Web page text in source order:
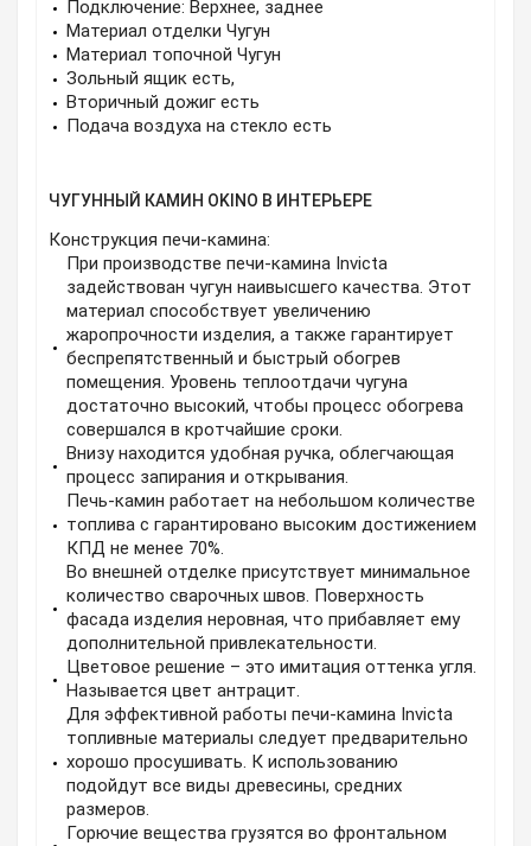
Подключение: Верхнее, заднее
Материал отделки Чугун
Материал топочной Чугун
Зольный ящик есть,
Вторичный дожиг есть
Подача воздуха на стекло есть
ЧУГУННЫЙ КАМИН OKINO В ИНТЕРЬЕРЕ
Конструкция печи-камина:
При производстве печи-камина Invicta
задействован чугун наивысшего качества. Этот
материал способствует увеличению
жаропрочности изделия, а также гарантирует
беспрепятственный и быстрый обогрев
помещения. Уровень теплоотдачи чугуна
достаточно высокий, чтобы процесс обогрева
совершался в кротчайшие сроки.
Внизу находится удобная ручка, облегчающая
процесс запирания и открывания.
Печь-камин работает на небольшом количестве
топлива с гарантировано высоким достижением
КПД не менее 70%.
Во внешней отделке присутствует минимальное
количество сварочных швов. Поверхность
фасада изделия неровная, что прибавляет ему
дополнительной привлекательности.
Цветовое решение – это имитация оттенка угля.
Называется цвет антрацит.
Для эффективной работы печи-камина Invicta
топливные материалы следует предварительно
хорошо просушивать. К использованию
подойдут все виды древесины, средних
размеров.
Горючие вещества грузятся во фронтальном